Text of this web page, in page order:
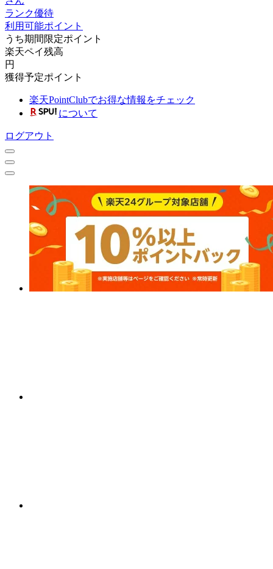
ランク優待
利用可能ポイント
うち期間限定ポイント
楽天ペイ残高
円
獲得予定ポイント
楽天PointClubでお得な情報をチェック
について
ログアウト